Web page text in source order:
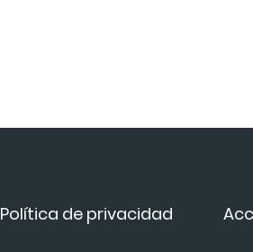
Política de privacidad